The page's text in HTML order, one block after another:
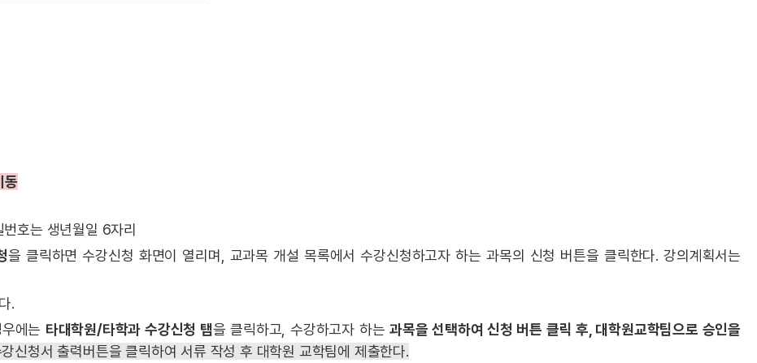
동
호는 생년월일 6자리
을 클릭하면 수강신청 화면이 열리며, 교과목 개설 목록에서 수강신청하고자 하는 과목의 신청 버튼을 클릭한다. 강의계획서는
.
에는 타대학원/타학과 수강신청 탭을 클릭하고, 수강하고자 하는과목을 선택하여 신청 버튼 클릭 후, 대학원교학팀으로 승인을
신청서 출력버튼을 클릭하여 서류 작성 후 대학원 교학팀에 제출한다.